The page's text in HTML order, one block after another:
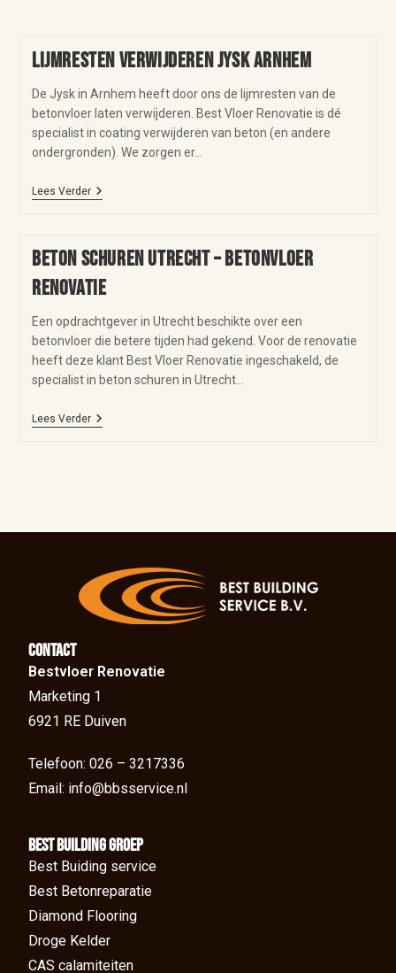
Lijmresten verwijderen Jysk Arnhem
De Jysk in Arnhem heeft door ons de lijmresten van de
betonvloer laten verwijderen. Best Vloer Renovatie is dé
specialist in coating verwijderen van beton (en andere
ondergronden). We zorgen er…
Lees Verder
Beton schuren Utrecht – betonvloer
renovatie
Een opdrachtgever in Utrecht beschikte over een
betonvloer die betere tijden had gekend. Voor de renovatie
heeft deze klant Best Vloer Renovatie ingeschakeld, de
specialist in beton schuren in Utrecht…
Lees Verder
Contact
Bestvloer Renovatie
Marketing 1
6921 RE Duiven
Telefoon: 026 – 3217336
Email: info@bbsservice.nl
BEst Building groep
Best Buiding service
Best Betonreparatie
Diamond Flooring
Droge Kelder
CAS calamiteiten